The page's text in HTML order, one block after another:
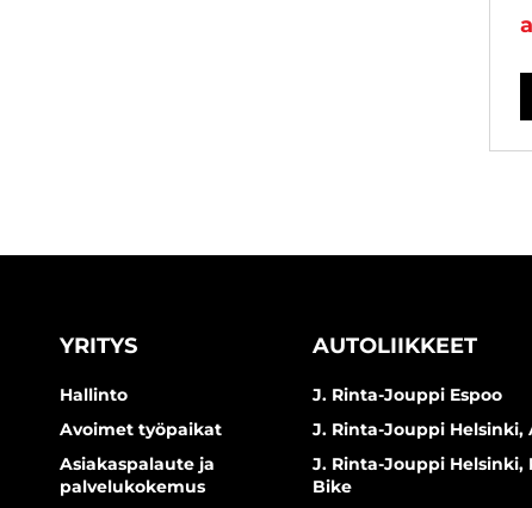
YRITYS
Hallinto
Avoimet työpaikat
Asiakaspalaute ja
palvelukokemus
AUTOLIIKKEET
J. Rinta-Jouppi Espoo
J. Rinta-Jouppi Helsinki,
J. Rinta-Jouppi Helsinki,
Bike